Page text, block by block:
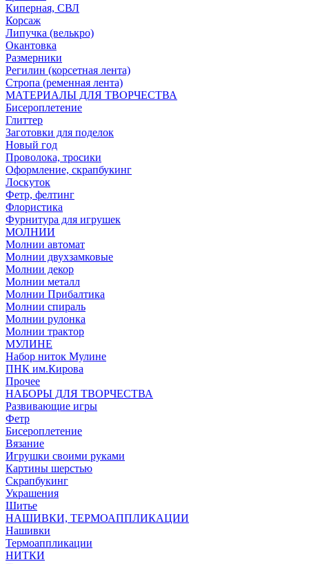
Киперная, СВЛ
Корсаж
Липучка (велькро)
Окантовка
Размерники
Регилин (корсетная лента)
Стропа (ременная лента)
МАТЕРИАЛЫ ДЛЯ ТВОРЧЕСТВА
Бисероплетение
Глиттер
Заготовки для поделок
Новый год
Проволока, тросики
Оформление, скрапбукинг
Лоскуток
Фетр, фелтинг
Флористика
Фурнитура для игрушек
МОЛНИИ
Молнии автомат
Молнии двухзамковые
Молнии декор
Молнии металл
Молнии Прибалтика
Молнии спираль
Молнии рулонка
Молнии трактор
МУЛИНЕ
Набор ниток Мулине
ПНК им.Кирова
Прочее
НАБОРЫ ДЛЯ ТВОРЧЕСТВА
Развивающие игры
Фетр
Бисероплетение
Вязание
Игрушки своими руками
Картины шерстью
Скрапбукинг
Украшения
Шитье
НАШИВКИ, ТЕРМОАППЛИКАЦИИ
Нашивки
Термоаппликации
НИТКИ